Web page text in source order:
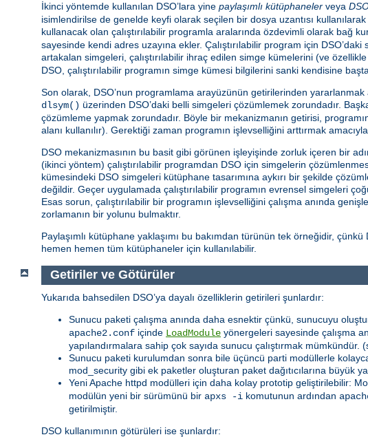
İkinci yöntemde kullanılan DSO’lara yine paylaşımlı kütüphaneler veya
isimlendirilse de genelde keyfi olarak seçilen bir dosya uzantısı
kullanacak olan çalıştırılabilir programla aralarında özdevimli olarak bağ
sayesinde kendi adres uzayına ekler. Çalıştırılabilir program için
artakalan simgeleri, çalıştırılabilir ihraç edilen simge kümelerini (ve
DSO, çalıştırılabilir programın simge kümesi bilgilerini sanki kendisine
Son olarak, DSO’nun programlama arayüzünün getirilerinden yararlanmak
dlsym() üzerinden DSO’daki belli simgeleri çözümlemek zorundadır.
çözümleme yapmak zorundadır. Böyle bir mekanizmanın getirisi,
alanı kullanılır). Gerektiği zaman programın işlevselliğini arttırmak
DSO mekanizmasının bu basit gibi görünen işleyişinde zorluk içeren bir
(ikinci yöntem) çalıştırılabilir programdan DSO için simgelerin
kümesindeki DSO simgeleri kütüphane tasarımına aykırı bir şekilde
değildir. Geçer uygulamada çalıştırılabilir programın evrensel simgeleri
Esas sorun, çalıştırılabilir bir programın işlevselliğini çalışma anında
zorlamanın bir yolunu bulmaktır.
Paylaşımlı kütüphane yaklaşımı bu bakımdan türünün tek örneğidir,
hemen hemen tüm kütüphaneler için kullanılabilir.
Getiriler ve Götürüler
Yukarıda bahsedilen DSO’ya dayalı özelliklerin getirileri şunlardır:
Sunucu paketi çalışma anında daha esnektir çünkü, sunucuyu
apache2.conf içinde LoadModule yönergeleri sayesinde çalışma
yapılandırmalara sahip çok sayıda sunucu çalıştırmak
Sunucu paketi kurulumdan sonra bile üçüncü parti modüllerle
mod_security gibi ek paketler oluşturan paket dağıtıcılarına büyük
Yeni Apache httpd modülleri için daha kolay prototip geliştirilebilir:
modülün yeni bir sürümünü bir apxs -i komutunun ardından
getirilmiştir.
DSO kullanımının götürüleri ise şunlardır: